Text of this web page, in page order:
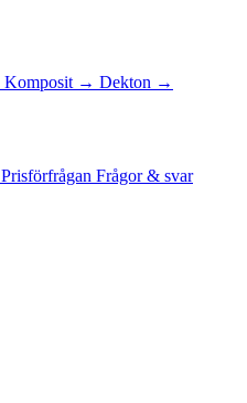
Komposit → Dekton →
Prisförfrågan Frågor & svar